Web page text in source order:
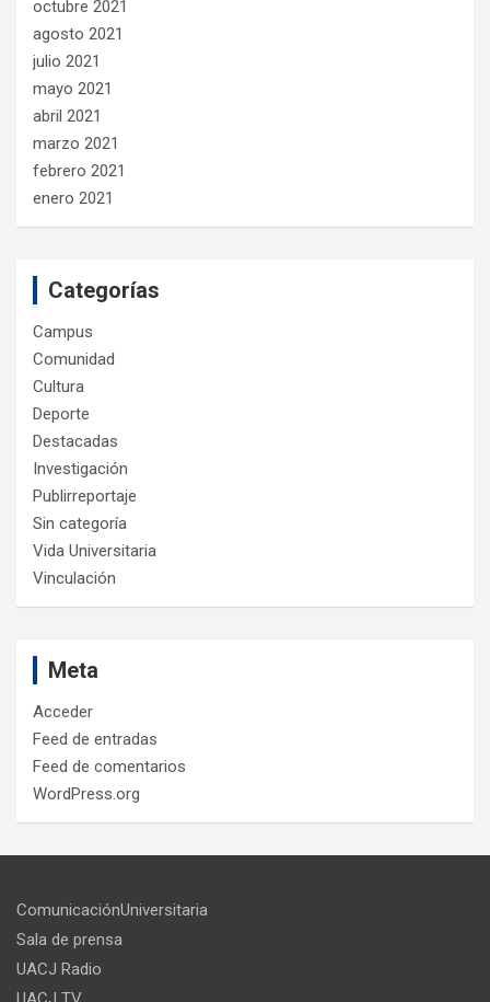
octubre 2021
agosto 2021
julio 2021
mayo 2021
abril 2021
marzo 2021
febrero 2021
enero 2021
Categorías
Campus
Comunidad
Cultura
Deporte
Destacadas
Investigación
Publirreportaje
Sin categoría
Vida Universitaria
Vinculación
Meta
Acceder
Feed de entradas
Feed de comentarios
WordPress.org
ComunicaciónUniversitaria
Sala de prensa
UACJ Radio